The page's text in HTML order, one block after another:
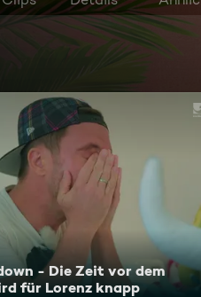
- Die Zeit vor dem
für Lorenz knapp